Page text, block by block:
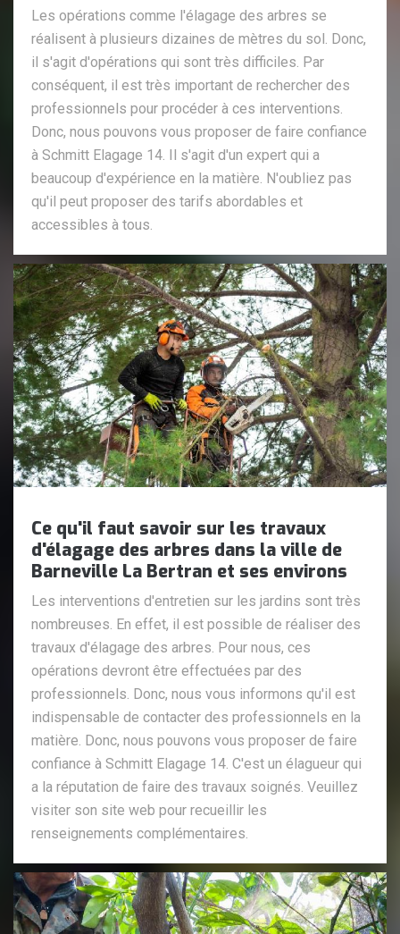
Les opérations comme l'élagage des arbres se
réalisent à plusieurs dizaines de mètres du sol. Donc,
il s'agit d'opérations qui sont très difficiles. Par
conséquent, il est très important de rechercher des
professionnels pour procéder à ces interventions.
Donc, nous pouvons vous proposer de faire confiance
à Schmitt Elagage 14. Il s'agit d'un expert qui a
beaucoup d'expérience en la matière. N'oubliez pas
qu'il peut proposer des tarifs abordables et
accessibles à tous.
Ce qu'il faut savoir sur les travaux
d'élagage des arbres dans la ville de
Barneville La Bertran et ses environs
Les interventions d'entretien sur les jardins sont très
nombreuses. En effet, il est possible de réaliser des
travaux d'élagage des arbres. Pour nous, ces
opérations devront être effectuées par des
professionnels. Donc, nous vous informons qu'il est
indispensable de contacter des professionnels en la
matière. Donc, nous pouvons vous proposer de faire
confiance à Schmitt Elagage 14. C'est un élagueur qui
a la réputation de faire des travaux soignés. Veuillez
visiter son site web pour recueillir les
renseignements complémentaires.